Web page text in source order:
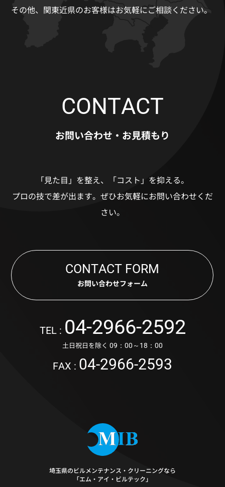
その他、関東近県のお客様はお気軽にご相談ください。
CONTACT
お問い合わせ・お見積もり
「見た目」を整え、「コスト」を抑える。
プロの技で差が出ます。 ぜひお気軽にお問い合わせくだ
さい。
CONTACT FORM
お問い合わせフォーム
TEL : 04-2966-2592
土日祝日を除く 09：00～18：00
FAX : 04-2966-2593
埼玉県のビルメンテナンス・クリーニングなら
「エム・アイ・ビルテック」